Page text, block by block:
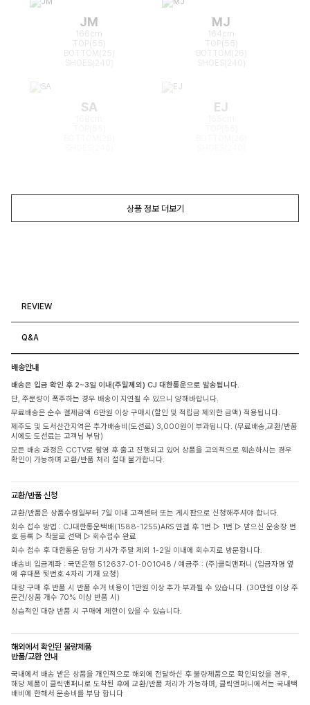
JM
166cm
TOP(55)
BOTTOM(25)
MJ
164cm
TOP(55)
BOTTOM(26)
SA EJ
상품 정보 더보기
REVIEW
Q&A
배송안내
배송은 입금 확인 후 2~3일 이내(주말제외) CJ 대한통운으로 발송됩니다.
단, 주문량이 폭주하는 경우 배송이 지연될 수 있으니 양해바랍니다.
무료배송은 순수 결제금액 6만원 이상 구매시(할인 및 적립금 제외한 금액) 적용됩니다.
제주도 및 도서산간지역은 추가배송비(도선료) 3,000원이 부과됩니다. (무료배송,교환/반품
시에도 도선료는 고객님 부담)
모든 배송 과정은 CCTV로 촬영 후 출고 진행되고 있어 상품을 고의적으로 훼손하시는 경우
확인이 가능하며 교환/반품 처리 절대 불가합니다.
교환/반품 신청
교환/반품은 상품수령일부터 7일 이내 고객센터 또는 게시판으로 신청해주셔야 합니다.
회수 접수 방법 : CJ대한통운택배(1588-1255)ARS 연결 후 1번 ▷ 1번 ▷ 받으신 운송장 번
호 등록 ▷ 착불로 선택 ▷ 회수접수 완료
회수 접수 후 대한통운 담당 기사가 주말 제외 1-2일 이내에 회수지로 방문합니다.
배송비 입금계좌 : 국민은행 512637-01-001048 / 예금주 : (주)클릭앤퍼니 (입금자명 옆
에 휴대폰 뒷번호 4자리 기재 요청)
대량 구매 후 반품 시 반품 수거 비용이 1만원 이상 추가 부과될 수 있습니다. (30만원 이상 주
문건/상품 개수 70% 이상 반품 시)
상습적인 대량 반품 시 구매에 제한이 있을 수 있습니다.
해외에서 확인된 불량제품
반품/교환 안내
국내에서 배송 받은 상품을 개인적으로 해외에 전달하신 후 불량제품으로 확인되었을 경우,
해당 제품이 클릭앤퍼니로 도착된 후에 교환/반품 처리가 가능하며, 클릭앤퍼니에서는 국내택
배비에 한해서 운송비를 부담 합니다